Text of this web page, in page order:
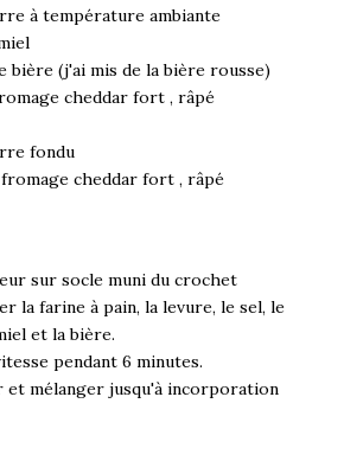
à température ambiante
bière (j'ai mis de la bière rousse)
cheddar fort , râpé
fondu
cheddar fort , râpé
sur socle muni du crochet
la farine à pain, la levure, le sel, le
et la bière.
pendant 6 minutes.
mélanger jusqu'à incorporation